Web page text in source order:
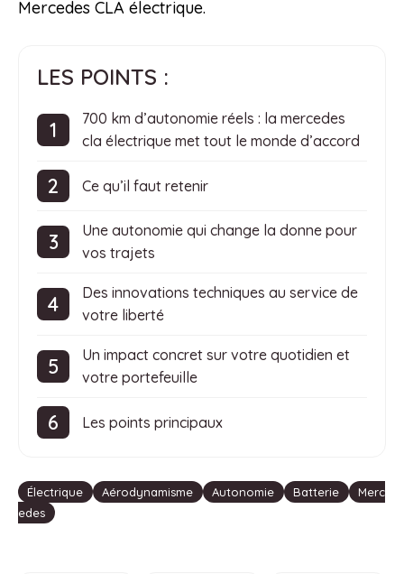
Mercedes CLA électrique.
LES POINTS :
700 km d’autonomie réels : la mercedes
cla électrique met tout le monde d’accord
Ce qu’il faut retenir
Une autonomie qui change la donne pour
vos trajets
Des innovations techniques au service de
votre liberté
Un impact concret sur votre quotidien et
votre portefeuille
Les points principaux
Étiquettes
Électrique Aérodynamisme Autonomie Batterie
Merc
edes